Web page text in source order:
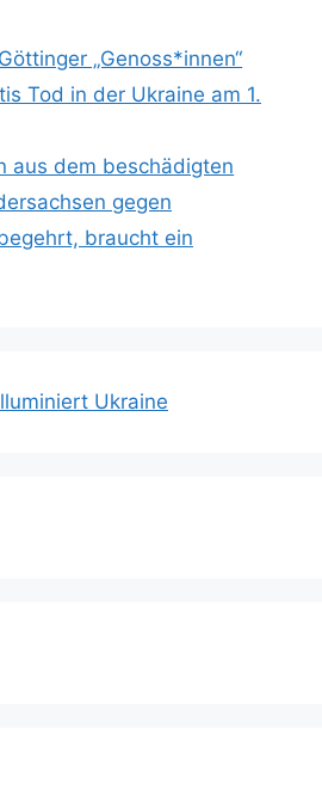
„Genoss*innen“
Tod in der Ukraine am 1.
aus dem beschädigten
gegen
braucht ein